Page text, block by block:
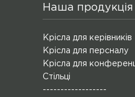
Наша продукція
Крісла для керівників
Крісла для персналу
Крісла для
Стільці
------------------